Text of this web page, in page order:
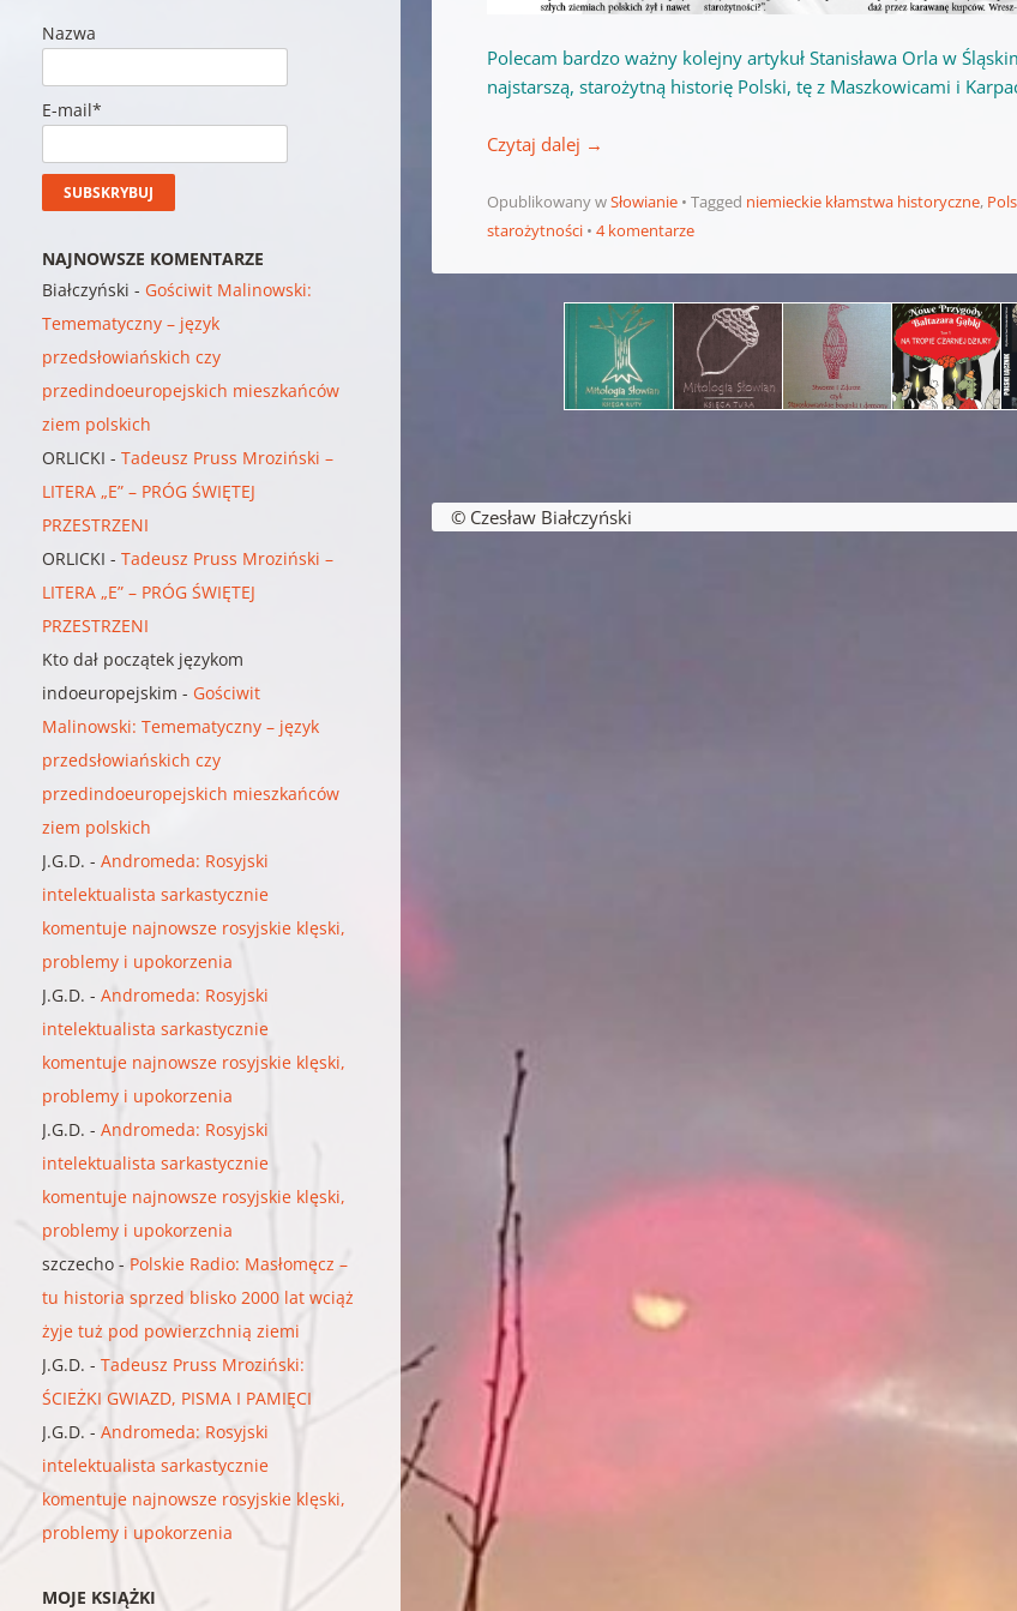
Polecam bardzo ważny kolejny artykuł Stanisława Orla w
najstarszą, starożytną historię Polski, tę z Maszkowicami i
Czytaj dalej →
Opublikowany wSłowianie Tagged niemieckie kłamstwa historyczne,
starożytności
4 komentarze
Nazwa
E-mail*
NAJNOWSZE KOMENTARZE
Białczyński - Gościwit Malinowski:
Temematyczny – język
przedsłowiańskich czy
przedindoeuropejskich mieszkańców
ziem polskich
ORLICKI -Tadeusz Pruss Mroziński –
LITERA „E” – PRÓG ŚWIĘTEJ
PRZESTRZENI
ORLICKI -Tadeusz Pruss Mroziński –
LITERA „E” – PRÓG ŚWIĘTEJ
PRZESTRZENI
Kto dał początek językom
indoeuropejskim - Gościwit
Malinowski: Temematyczny – język
przedsłowiańskich czy
przedindoeuropejskich mieszkańców
ziem polskich
J.G.D. -Andromeda: Rosyjski
intelektualista sarkastycznie
komentuje najnowsze rosyjskie klęski,
problemy i upokorzenia
J.G.D. -Andromeda: Rosyjski
intelektualista sarkastycznie
komentuje najnowsze rosyjskie klęski,
problemy i upokorzenia
J.G.D. -Andromeda: Rosyjski
intelektualista sarkastycznie
komentuje najnowsze rosyjskie klęski,
problemy i upokorzenia
szczecho - Polskie Radio: Masłomęcz –
tu historia sprzed blisko 2000 lat wciąż
żyje tuż pod powierzchnią ziemi
J.G.D. -Tadeusz Pruss Mroziński:
ŚCIEŻKI GWIAZD, PISMA I PAMIĘCI
J.G.D. -Andromeda: Rosyjski
intelektualista sarkastycznie
komentuje najnowsze rosyjskie klęski,
problemy i upokorzenia
MOJE KSIĄŻKI
© Czesław Białczyński